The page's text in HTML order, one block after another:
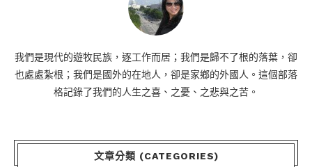
我們是現代的遊牧民族，逐工作而居；我們是歸不了根的落葉，卻
也處處紮根；我們是國外的在地人，卻是家鄉的外國人。這個部落
格記錄了我們的人生之喜、之憂、之悲與之苦。
文章分類 (CATEGORIES)